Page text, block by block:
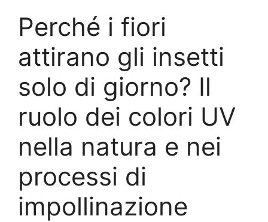
Perché i fiori
attirano gli insetti
solo di giorno? Il
ruolo dei colori UV
nella natura e nei
processi di
impollinazione